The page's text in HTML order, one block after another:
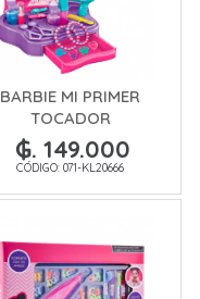
BARBIE MI PRIMER
TOCADOR
₲. 149.000
CÓDIGO: 071-KL20666